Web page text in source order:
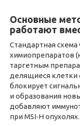
Основные
работают
Стандартная
химиопрепаратов
таргетным
делящиеся клетки
блокирует
и образования
добавляют
при MSI‑H опухолях.